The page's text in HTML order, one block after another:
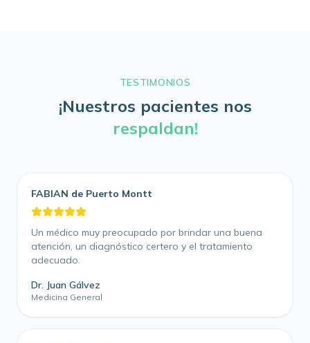
TESTIMONIOS
¡Nuestros pacientes nos
respaldan!
FABIAN de Puerto Montt
Un médico muy preocupado por brindar una buena
atención, un diagnóstico certero y el tratamiento
adecuado.
Dr. Juan Gálvez
Medicina General